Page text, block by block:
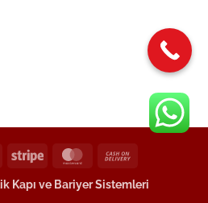
Stripe MasterCard
Delivery
Kapı ve Bariyer Sistemleri